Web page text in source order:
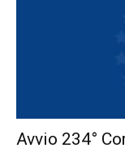
Avvio 234°